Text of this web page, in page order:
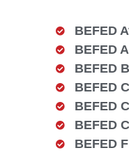
BEFED
BEFED
BEFED
BEFED
BEFED
BEFED
BEFED